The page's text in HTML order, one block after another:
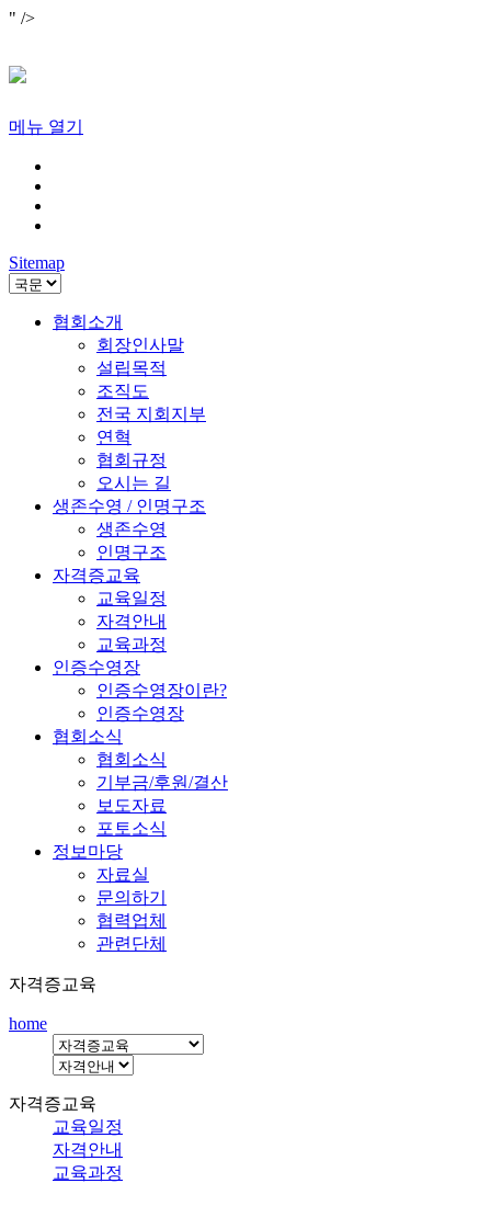
" />
메뉴 열기
Sitemap
협회소개
회장인사말
설립목적
조직도
전국 지회지부
연혁
협회규정
오시는 길
생존수영 / 인명구조
생존수영
인명구조
자격증교육
교육일정
자격안내
교육과정
인증수영장
인증수영장이란?
인증수영장
협회소식
협회소식
기부금/후원/결산
보도자료
포토소식
정보마당
자료실
문의하기
협력업체
관련단체
자격증교육
home
자격증교육
교육일정
자격안내
교육과정